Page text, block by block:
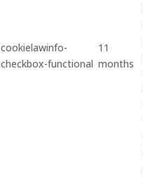
cookielawinfo-
checkbox-functional
11
months